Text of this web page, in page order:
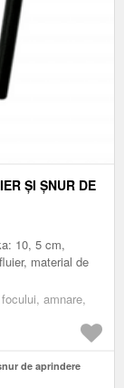
ȘI ȘNUR DE
10, 5 cm,
material de
amnare,
de aprindere